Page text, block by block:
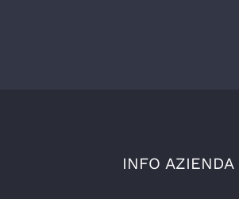
INFO AZIENDA